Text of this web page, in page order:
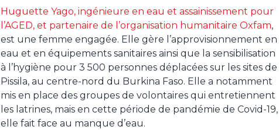
Huguette Yago, ingénieure en eau et assainissement pour
l’AGED, et partenaire de l’organisation humanitaire Oxfam,
est une femme engagée. Elle gère l’approvisionnement en
eau et en équipements sanitaires ainsi que la sensibilisation
à l’hygiène pour 3 500 personnes déplacées sur les sites de
Pissila, au centre-nord du Burkina Faso. Elle a notamment
mis en place des groupes de volontaires qui entretiennent
les latrines, mais en cette période de pandémie de Covid-19,
elle fait face au manque d’eau.